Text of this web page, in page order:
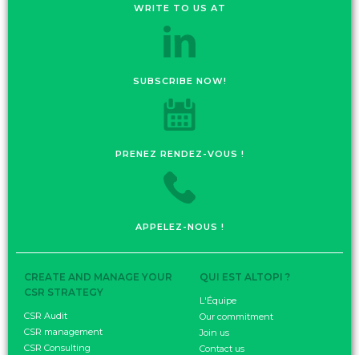
WRITE TO US AT
SUBSCRIBE NOW!
PRENEZ RENDEZ-VOUS !
APPELEZ-NOUS !
CREATE AND MANAGE YOUR
CSR STRATEGY
CSR Audit
CSR management
CSR Consulting
QUI EST ALTOPI ?
L'Équipe
Our commitment
Join us
Contact us